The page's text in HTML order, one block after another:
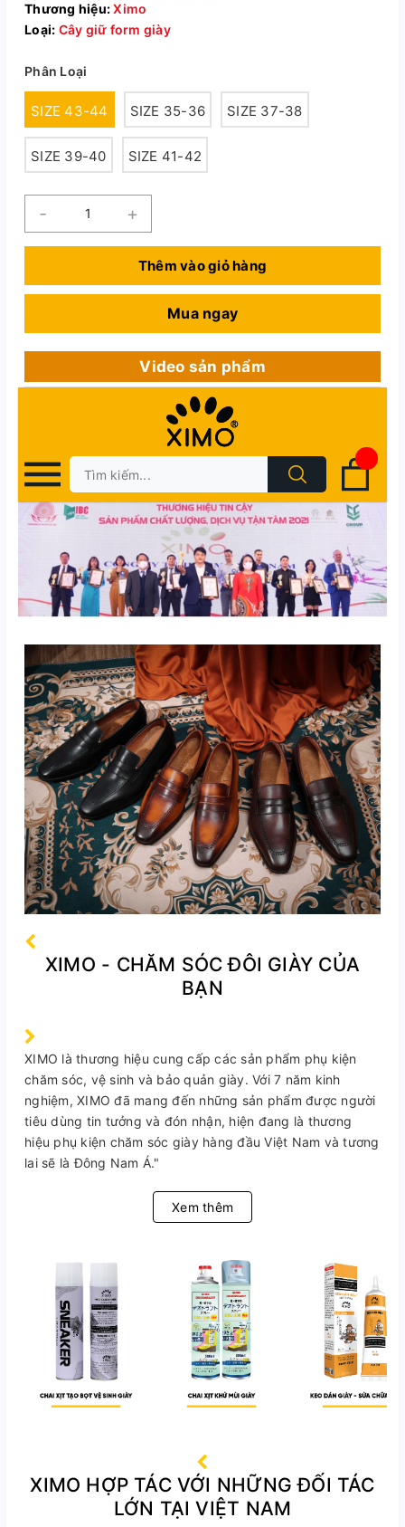
Thương hiệu:Ximo
Loại: Cây giữ form giày
Phân Loại
SIZE 43-44 SIZE 35-36 SIZE 37-38
SIZE 39-40 SIZE 41-42
- +
Thêm vào giỏ hàng
Mua ngay
Video sản phẩm
XIMO - CHĂM SÓC ĐÔI GIÀY CỦA
BẠN
XIMO là thương hiệu cung cấp các sản phẩm phụ kiện
chăm sóc, vệ sinh và bảo quản giày. Với 7 năm kinh
nghiệm, XIMO đã mang đến những sản phẩm được người
tiêu dùng tin tưởng và đón nhận, hiện đang là thương
hiệu phụ kiện chăm sóc giày hàng đầu Việt Nam và tương
lai sẽ là Đông Nam Á."
Xem thêm
XIMO HỢP TÁC VỚI NHỮNG ĐỐI TÁC
LỚN TẠI VIỆT NAM